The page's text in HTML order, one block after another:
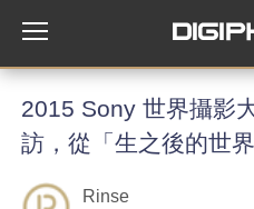
2015 Sony 世界攝影
訪，從「生之後的世
Rinse